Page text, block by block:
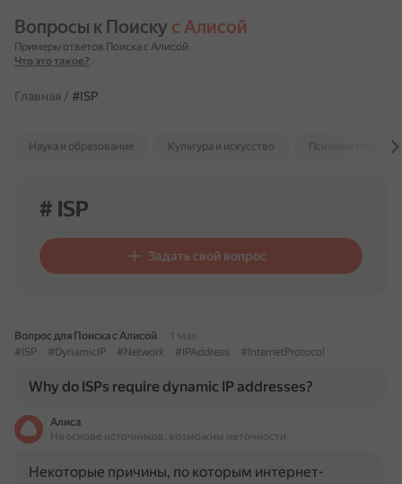
Вопросы к Поиску с Алисой
Примеры ответов Поиска с Алисой
Что это такое?
Главная / #ISP
Наука и образование Культура и искусство Психология и
# ISP
Задать свой вопрос
Вопрос для Поиска с Алисой
1 мая
#ISP
#DynamicIP #Network #IPAddress #InternetProtocol
Why do ISPs require dynamic IP addresses?
Алиса
На основе источников, возможны неточности
Некоторые причины, по которым интернет-